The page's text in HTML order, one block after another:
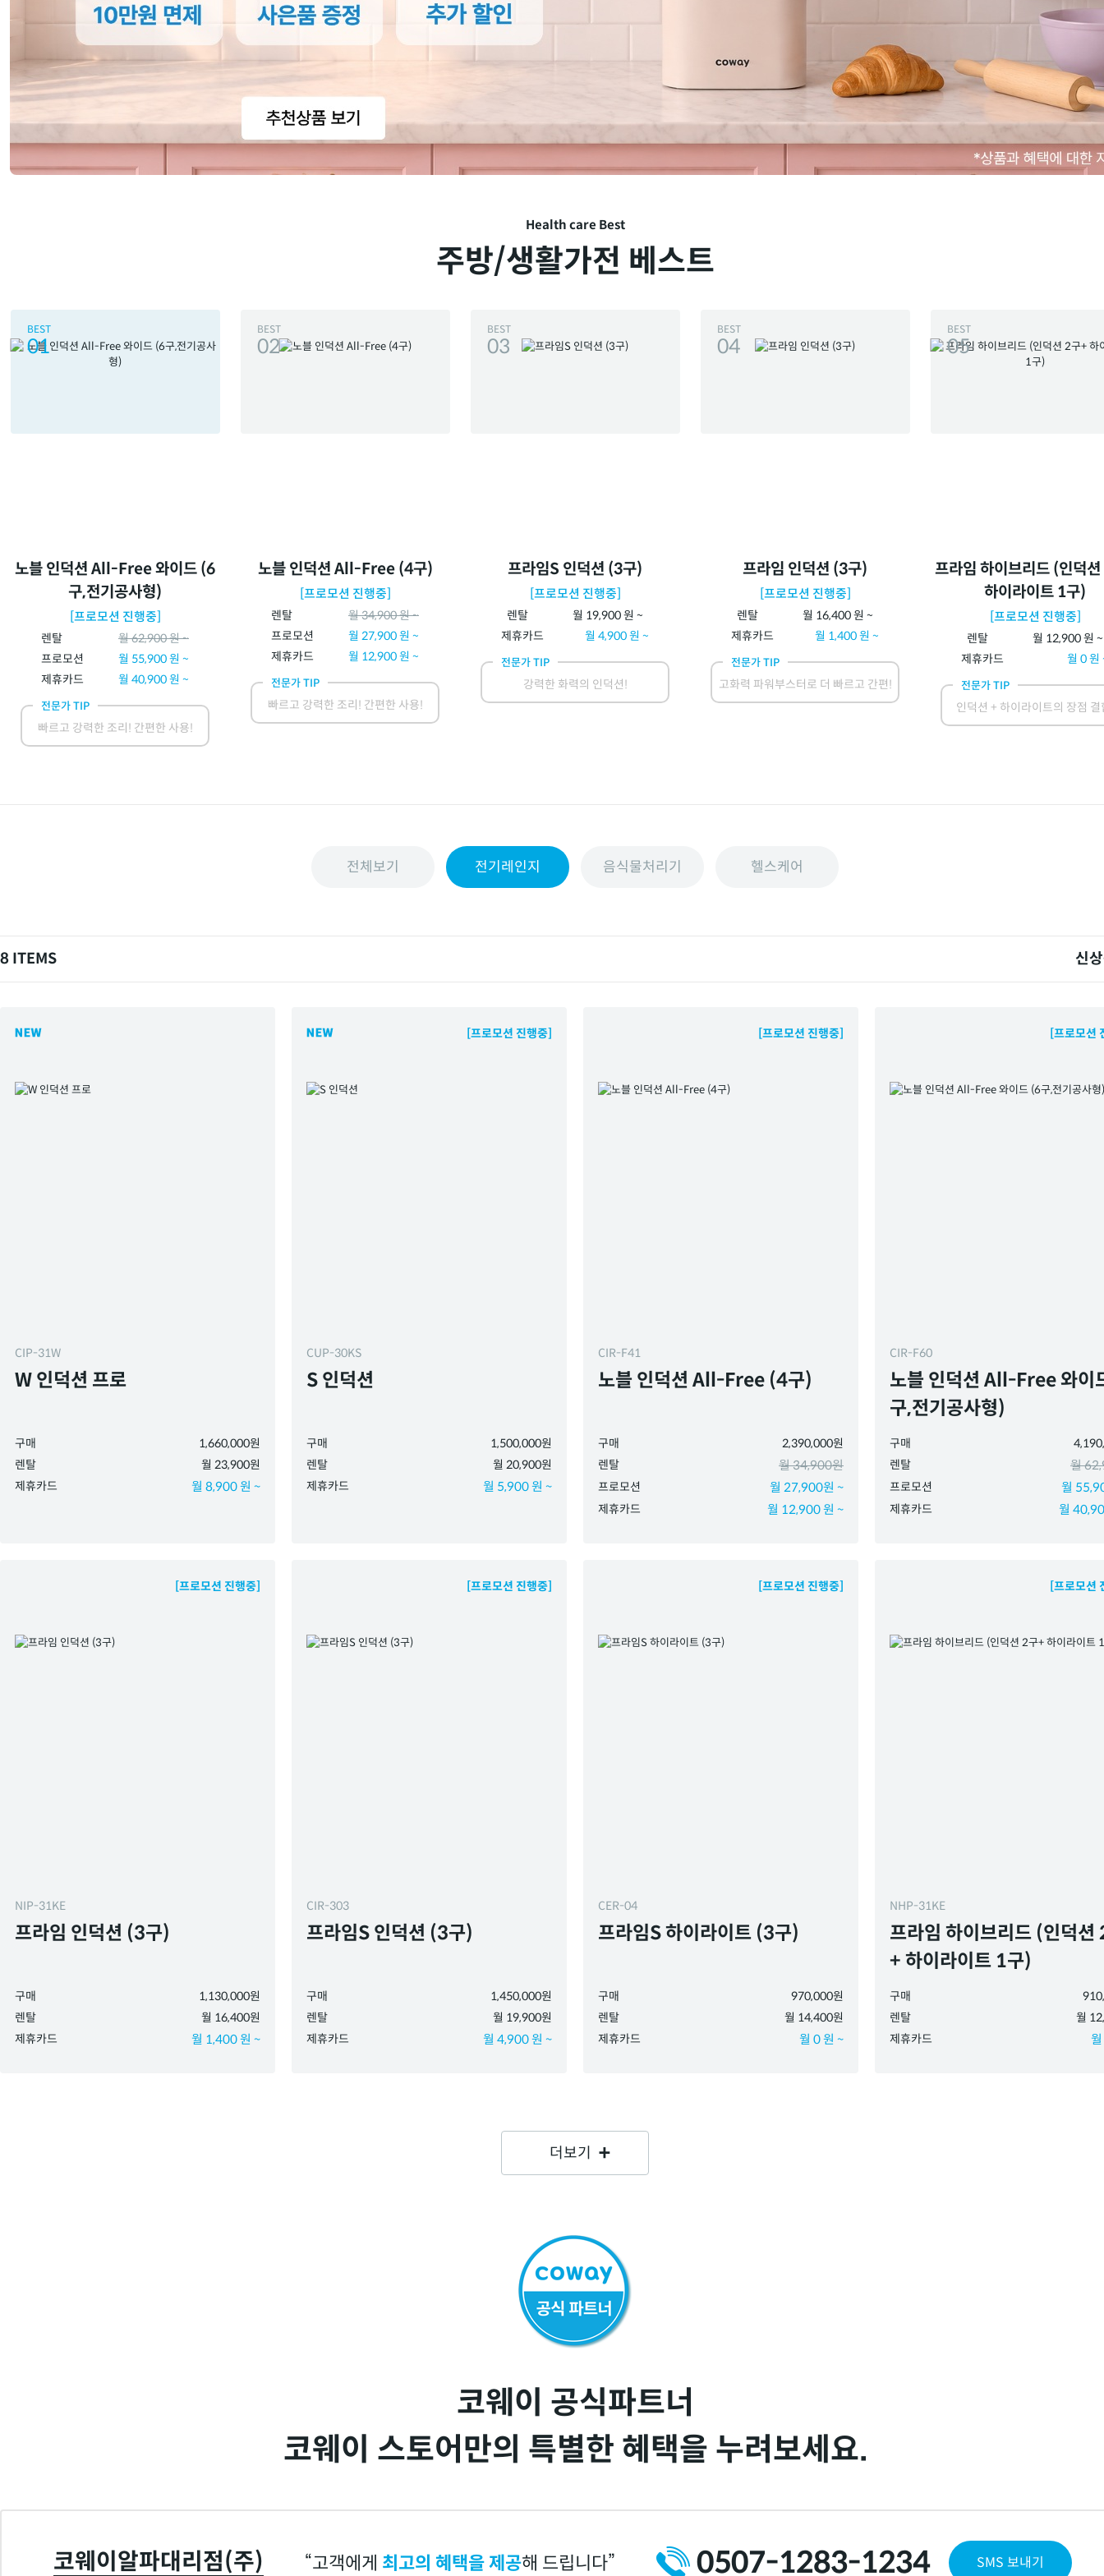
Health care Best
주방/생활가전 베스트
BEST
01
노블 인덕션 All-Free 와이드 (6
구,전기공사형)
[프로모션 진행중]
렌탈 월62,900원 ~
프로모션
월 55,900원 ~
제휴카드
월 40,900원 ~
전문가 TIP
빠르고 강력한 조리! 간편한 사용!
BEST
02
노블 인덕션 All-Free (4구)
[프로모션 진행중]
렌탈 월34,900원 ~
프로모션
월 27,900원 ~
제휴카드
월 12,900원 ~
전문가 TIP
빠르고 강력한 조리! 간편한 사용!
BEST
03
프라임S 인덕션 (3구)
[프로모션 진행중]
렌탈 월 19,900원 ~
제휴카드
월 4,900원 ~
전문가 TIP
강력한 화력의 인덕션!
BEST
04
프라임 인덕션 (3구)
[프로모션 진행중]
렌탈 월 16,400원 ~
제휴카드
월 1,400원 ~
전문가 TIP
고화력 파워부스터로 더 빠르고 간편!
BEST
05
프라임 하이브리드 (인덕
하이라이트 1구)
[프로모션 진행중]
렌탈 월 12,900원 ~
제휴카드
월 0원
전문가 TIP
인덕션 + 하이라이트의 장점 결
전체보기 전기레인지 음식물처리기 헬스케어
8 ITEMS 신
CIP-31W
W 인덕션 프로
구매
1,660,000원
렌탈
월 23,900원
제휴카드
월 8,900 원 ~
[프로모션 진행중]
CUP-30KS
S 인덕션
구매
1,500,000원
렌탈
월 20,900원
제휴카드
월 5,900 원 ~
[프로모션 진행중]
CIR-F41
노블 인덕션 All-Free (4구)
구매
2,390,000원
렌탈
월 34,900원
프로모션 월 27,900원 ~
제휴카드 월 12,900 원 ~
[프로모션
CIR-F60
노블 인덕션 All-Free 와이
구,전기공사형)
구매
렌탈
월
프로모션 월
제휴카드 월
[프로모션 진행중]
NIP-31KE
프라임 인덕션 (3구)
구매
1,130,000원
렌탈
월 16,400원
제휴카드
월 1,400 원 ~
[프로모션 진행중]
CIR-303
프라임S 인덕션 (3구)
구매
1,450,000원
렌탈
월 19,900원
제휴카드
월 4,900 원 ~
[프로모션 진행중]
CER-04
프라임S 하이라이트 (3구)
구매
970,000원
렌탈
월 14,400원
제휴카드
월 0 원 ~
[프로모션
NHP-31KE
프라임 하이브리드 (인덕션
+ 하이라이트 1구)
구매
렌탈
월
제휴카드
더보기
코웨이 공식파트너
코웨이 스토어만의 특별한 혜택을 누려보세요.
코웨이알파대리점(주) 고객에게 최고의 혜택을 제공해 드립니다 0507-1283-1234 SMS 보내기